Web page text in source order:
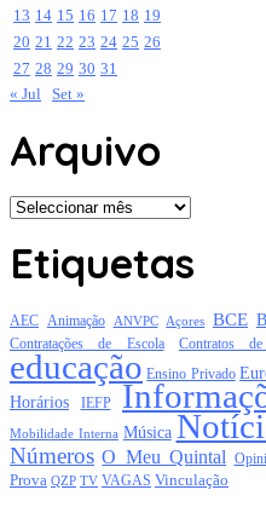
13 14 15 16 17 18 19
20 21 22 23 24 25 26
27 28 29 30 31
« Jul Set »
Arquivo
Arquivo
Etiquetas
AEC Animação ANVPC Açores BCE
Contratações de Escola Contratos
educação Ensino Privado
Horários IEFP
Mobilidade Interna Música
Números O Meu Quintal
Prova QZP TV VAGAS Vinculação